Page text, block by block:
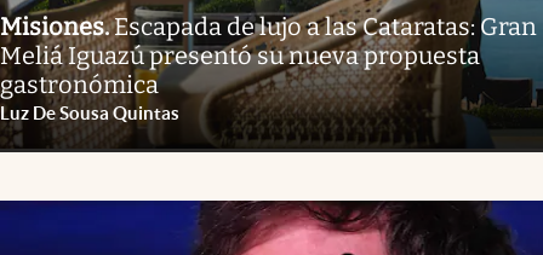
Misiones.Escapada de lujo a las Cataratas: Gran
Meliá Iguazú presentó su nueva propuesta
gastronómica
Luz De Sousa Quintas